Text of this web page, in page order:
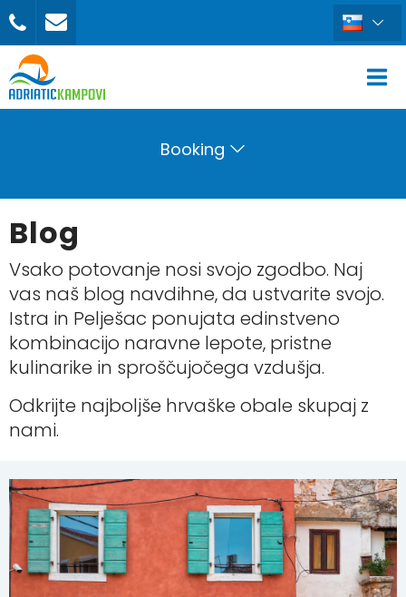
Booking
REZERVIRAJ
Blog
Vsako potovanje nosi svojo zgodbo. Naj
vas naš blog navdihne, da ustvarite svojo.
Istra in Pelješac ponujata edinstveno
kombinacijo naravne lepote, pristne
kulinarike in sproščujočega vzdušja.
Odkrijte najboljše hrvaške obale skupaj z
nami.